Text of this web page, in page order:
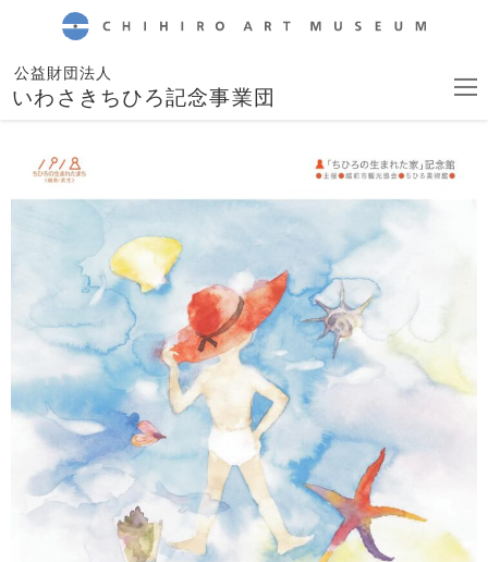
公益財団法人
いわさきちひろ記念事業団